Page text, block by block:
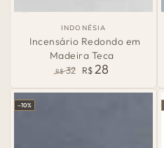
País
de
Origem:
INDONÉSIA
Incensário Redondo em
Madeira Teca
normal
R$ 32
de
R$ 28
–10%